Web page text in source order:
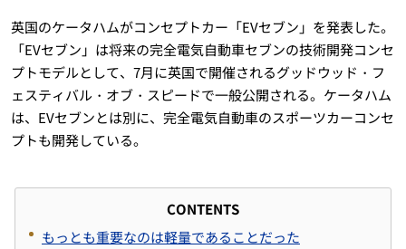
英国のケータハムがコンセプトカー「EVセブン」を発表した。
「EVセブン」は将来の完全電気自動車セブンの技術開発コンセ
プトモデルとして、7月に英国で開催されるグッドウッド・フ
ェスティバル・オブ・スピードで一般公開される。ケータハム
は、EVセブンとは別に、完全電気自動車のスポーツカーコンセ
プトも開発している。
CONTENTS
もっとも重要なのは軽量であることだった